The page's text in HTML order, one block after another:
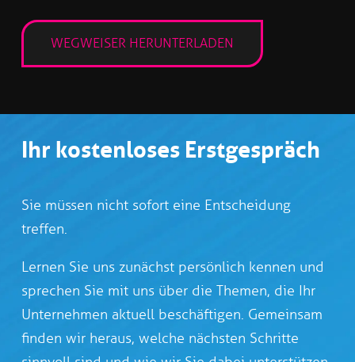
Ihr kostenloses Erstgespräch
Sie müssen nicht sofort eine Entscheidung
treffen.
Lernen Sie uns zunächst persönlich kennen und
sprechen Sie mit uns über die Themen, die Ihr
Unternehmen aktuell beschäftigen. Gemeinsam
finden wir heraus, welche nächsten Schritte